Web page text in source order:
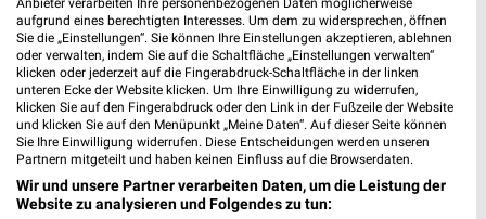
Anbieter verarbeiten Ihre personenbezogenen Daten möglicherweise
aufgrund eines berechtigten Interesses. Um dem zu widersprechen, öffnen
Sie die „Einstellungen“. Sie können Ihre Einstellungen akzeptieren, ablehnen
oder verwalten, indem Sie auf die Schaltfläche „Einstellungen verwalten“
klicken oder jederzeit auf die Fingerabdruck-Schaltfläche in der linken
unteren Ecke der Website klicken. Um Ihre Einwilligung zu widerrufen,
klicken Sie auf den Fingerabdruck oder den Link in der Fußzeile der Website
und klicken Sie auf den Menüpunkt „Meine Daten“. Auf dieser Seite können
Sie Ihre Einwilligung widerrufen. Diese Entscheidungen werden unseren
Partnern mitgeteilt und haben keinen Einfluss auf die Browserdaten.
Wir und unsere Partner verarbeiten Daten, um die Leistung der
Website zu analysieren und Folgendes zu tun: